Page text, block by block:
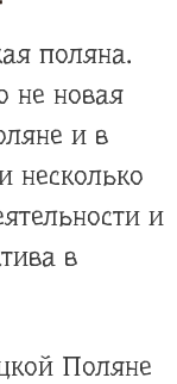
поляна.
не новая
и в
несколько
и
в
Поляне